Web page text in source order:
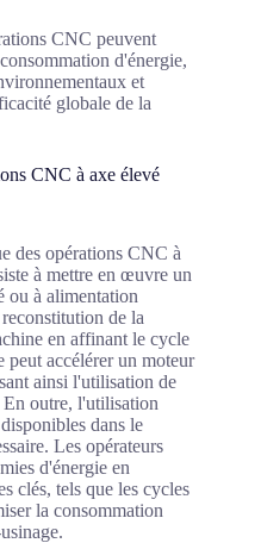
CNC peuvent
d'énergie,
et
globale de la
CNC à axe élevé
des opérations CNC à
à mettre en œuvre un
ou à alimentation
de la
en affinant le cycle
peut accélérer un moteur
ainsi l'utilisation de
outre, l'utilisation
dans le
Les opérateurs
d'énergie en
clés, tels que les cycles
la consommation